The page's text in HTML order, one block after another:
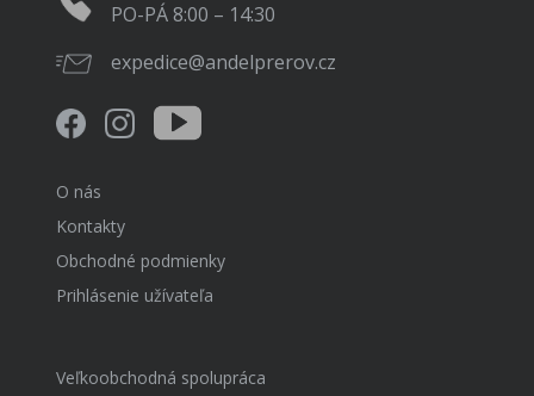
PO-PÁ 8:00 – 14:30
expedice@andelprerov.cz
O nás
Kontakty
Obchodné podmienky
Prihlásenie užívateľa
Veľkoobchodná spolupráca